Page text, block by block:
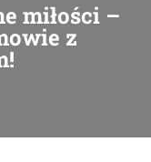
miłości –
z